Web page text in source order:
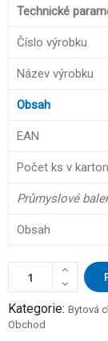
Technické
Číslo výrobku
Název výrobku
Obsah
EAN
Počet ks v
Průmyslové
Obsah
Kategorie: Bytová
Obchod